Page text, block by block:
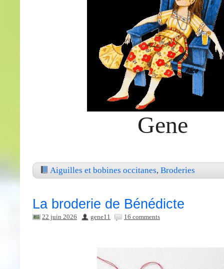
Gene
Aiguilles et bobines occitanes, Broderies
La broderie de Bénédicte
22 juin 2026 gene11 16 comments